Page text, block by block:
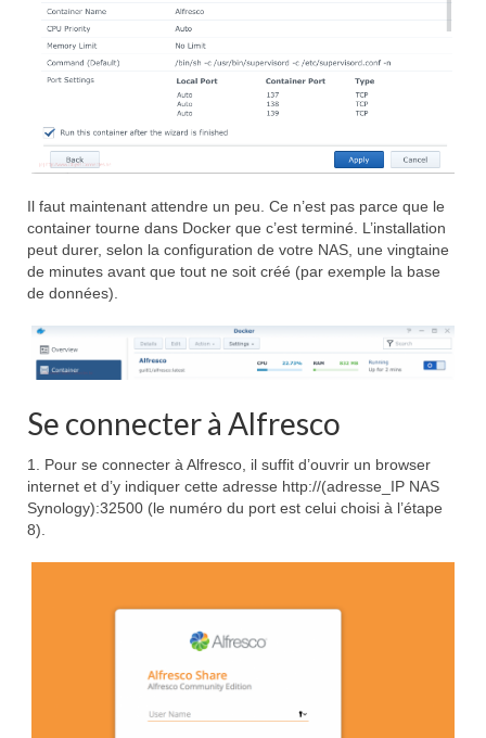
Il faut maintenant attendre un peu. Ce n’est pas parce que le
container tourne dans Docker que c’est terminé. L’installation
peut durer, selon la configuration de votre NAS, une vingtaine
de minutes avant que tout ne soit créé (par exemple la base
de données).
Se connecter à Alfresco
1. Pour se connecter à Alfresco, il suffit d’ouvrir un browser
internet et d’y indiquer cette adresse http://(adresse_IP NAS
Synology):32500 (le numéro du port est celui choisi à l’étape
8).